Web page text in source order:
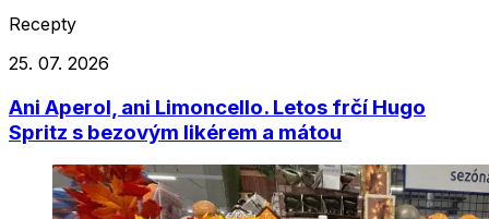
Recepty
25. 07. 2026
Ani Aperol, ani Limoncello. Letos frčí Hugo
Spritz s bezovým likérem a mátou